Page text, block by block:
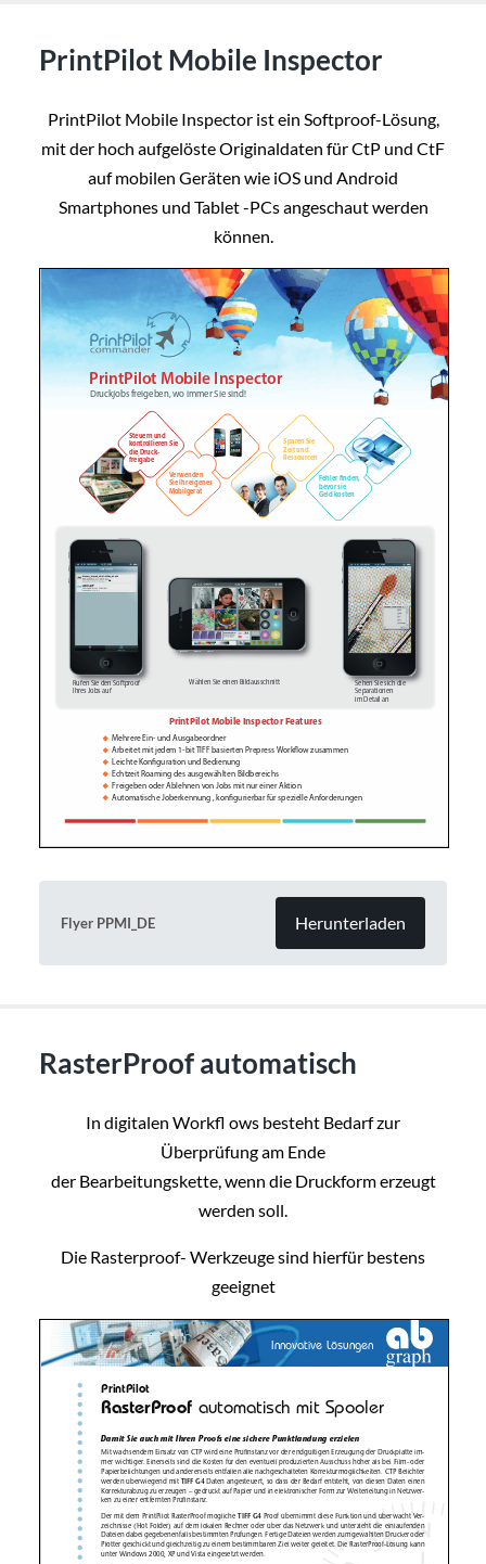
PrintPilot Mobile Inspector
PrintPilot Mobile Inspector ist ein Softproof-Lösung,
mit der hoch aufgelöste Originaldaten für CtP und CtF
auf mobilen Geräten wie iOS und Android
Smartphones und Tablet -PCs angeschaut werden
können.
Flyer PPMI_DE Herunterladen
RasterProof automatisch
In digitalen Workfl ows besteht Bedarf zur
Überprüfung am Ende
der Bearbeitungskette, wenn die Druckform erzeugt
werden soll.
Die Rasterproof- Werkzeuge sind hierfür bestens
geeignet